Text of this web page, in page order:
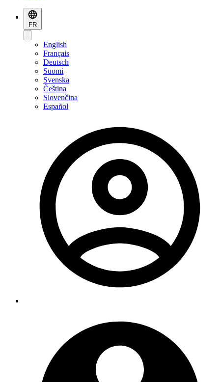
FR
English
Français
Deutsch
Suomi
Svenska
Čeština
Slovenčina
Español